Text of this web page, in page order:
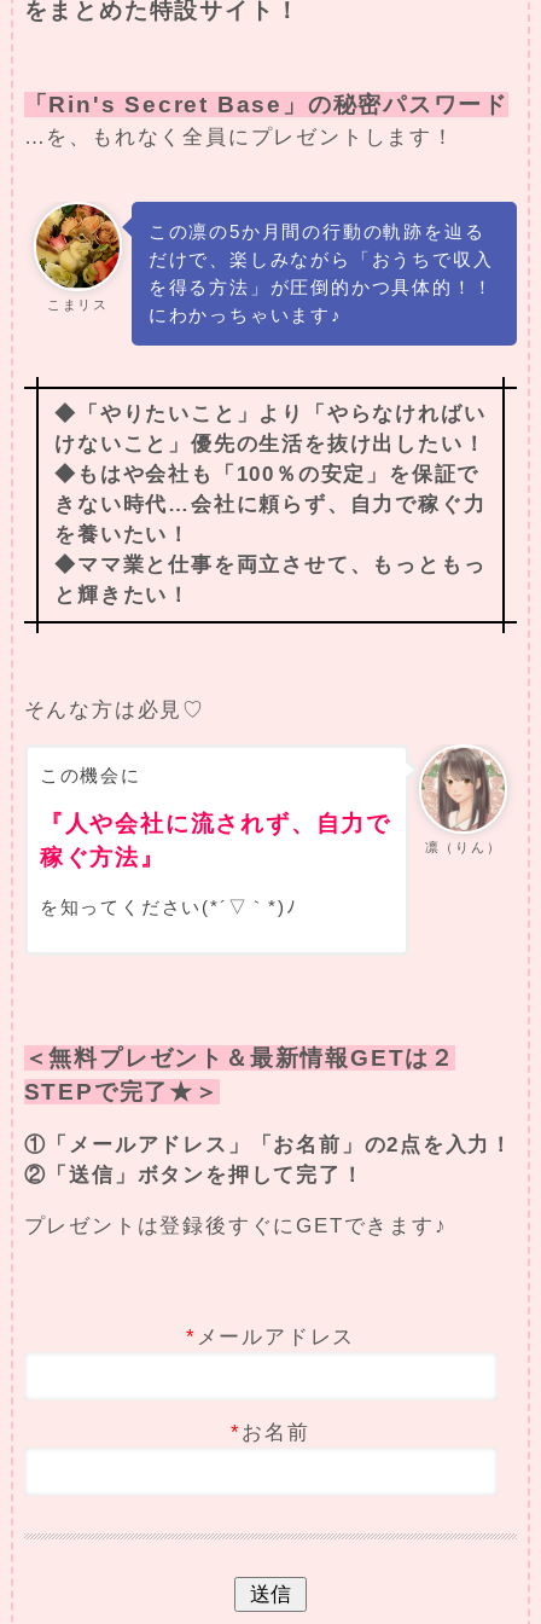
をまとめた特設サイト！
「Rin's Secret Base」の秘密パスワード
…を、もれなく全員にプレゼントします！
こまリス
この凛の5か月間の行動の軌跡を辿る
だけで、楽しみながら「おうちで収入
を得る方法」が圧倒的かつ具体的！！
にわかっちゃいます♪
◆「やりたいこと」より「やらなければい
けないこと」優先の生活を抜け出したい！
◆もはや会社も「100％の安定」を保証で
きない時代…会社に頼らず、自力で稼ぐ力
を養いたい！
◆ママ業と仕事を両立させて、もっともっ
と輝きたい！
そんな方は必見♡
凛（りん）
この機会に
『人や会社に流されず、自力で
稼ぐ方法』
を知ってください(*´▽｀*)ﾉ
＜無料プレゼント＆最新情報GETは２
STEPで完了★＞
①「メールアドレス」「お名前」の2点を入力！
②「送信」ボタンを押して完了！
プレゼントは登録後すぐにGETできます♪
* メールアドレス
*お名前